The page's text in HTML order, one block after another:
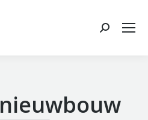
Search:
nieuwbouw